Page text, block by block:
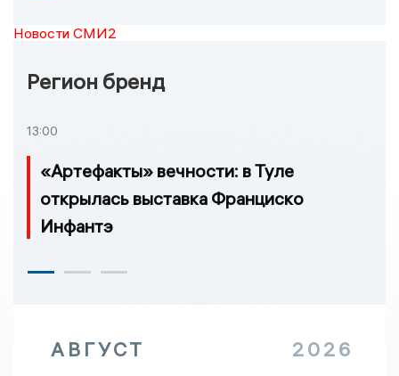
Новости СМИ2
Регион бренд
13:00
«Артефакты» вечности: в Туле
открылась выставка Франциско
Инфантэ
АВГУСТ 2026